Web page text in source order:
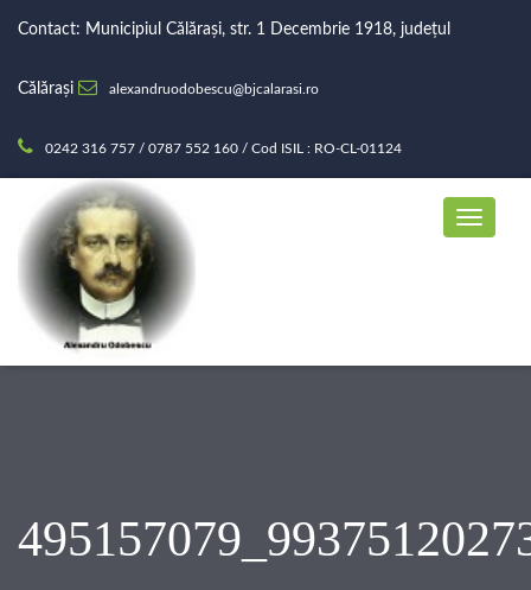
Contact: Municipiul Călărași, str. 1 Decembrie 1918, județul
Călărași alexandruodobescu@bjcalarasi.ro
0242 316 757 / 0787 552 160 / Cod ISIL : RO-CL-01124